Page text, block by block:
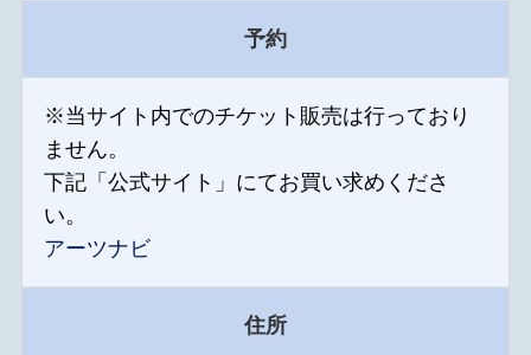
予約
※当サイト内でのチケット販売は行っており
ません。
下記「公式サイト」にてお買い求めくださ
い。
アーツナビ
住所